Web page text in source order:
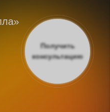
Получить
консультацию